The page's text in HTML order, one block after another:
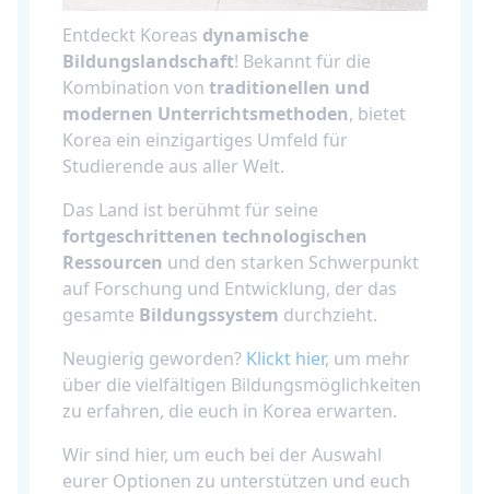
Entdeckt Koreas dynamische
Bildungslandschaft! Bekannt für die
Kombination von traditionellen und
modernen Unterrichtsmethoden, bietet
Korea ein einzigartiges Umfeld für
Studierende aus aller Welt.
Das Land ist berühmt für seine
fortgeschrittenen technologischen
Ressourcen und den starken Schwerpunkt
auf Forschung und Entwicklung, der das
gesamte Bildungssystem durchzieht.
Neugierig geworden? Klickt hier, um mehr
über die vielfältigen Bildungsmöglichkeiten
zu erfahren, die euch in Korea erwarten.
Wir sind hier, um euch bei der Auswahl
eurer Optionen zu unterstützen und euch